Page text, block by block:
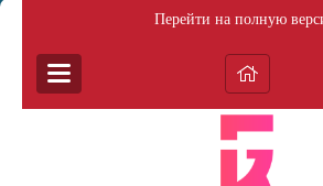
Перейти на полную